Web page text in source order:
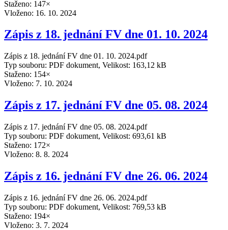
Staženo: 147×
Vloženo: 16. 10. 2024
Zápis z 18. jednání FV dne 01. 10. 2024
Zápis z 18. jednání FV dne 01. 10. 2024.pdf
Typ souboru: PDF dokument, Velikost: 163,12 kB
Staženo: 154×
Vloženo: 7. 10. 2024
Zápis z 17. jednání FV dne 05. 08. 2024
Zápis z 17. jednání FV dne 05. 08. 2024.pdf
Typ souboru: PDF dokument, Velikost: 693,61 kB
Staženo: 172×
Vloženo: 8. 8. 2024
Zápis z 16. jednání FV dne 26. 06. 2024
Zápis z 16. jednání FV dne 26. 06. 2024.pdf
Typ souboru: PDF dokument, Velikost: 769,53 kB
Staženo: 194×
Vloženo: 3. 7. 2024